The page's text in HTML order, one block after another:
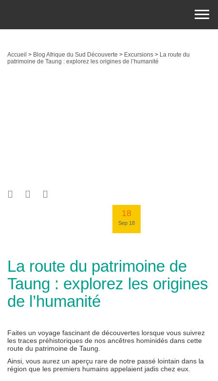
Accueil > Blog Afrique du Sud Découverte > Excursions > La route du
patrimoine de Taung : explorez les origines de l’humanité
18
Sep 18
La route du patrimoine de
Taung : explorez les origines
de l’humanité
Faites un voyage fascinant de découvertes lorsque vous suivrez
les traces préhistoriques de nos ancêtres hominidés dans cette
route du patrimoine de Taung.
Ainsi, vous aurez un aperçu rare de notre passé lointain dans la
région que les premiers humains appelaient jadis chez eux.